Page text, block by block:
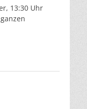
13:30 Uhr